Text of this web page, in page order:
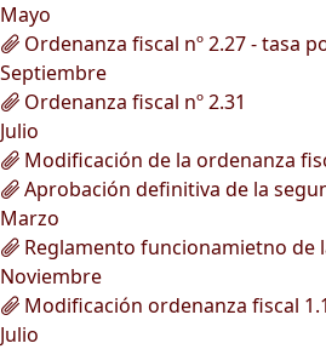
Mayo
Ordenanza fiscal nº 2.27 - tasa
Septiembre
Ordenanza fiscal nº 2.31
Julio
Modificación de la ordenanza
Aprobación definitiva de la
Marzo
Reglamento funcionamietno de
Noviembre
Modificación ordenanza fiscal
Julio